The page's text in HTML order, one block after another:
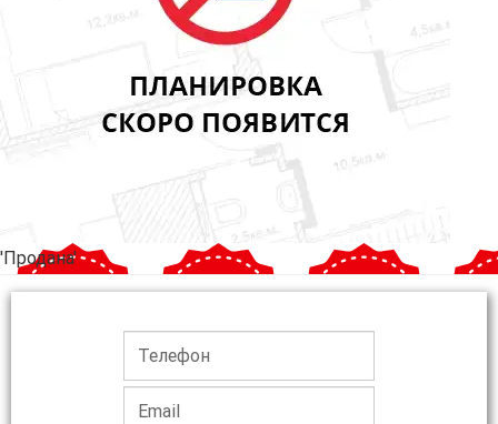
'Продана'